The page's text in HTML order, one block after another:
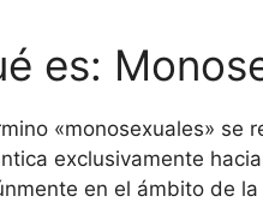
es:
«monosexuales» se
exclusivamente
en el ámbito de